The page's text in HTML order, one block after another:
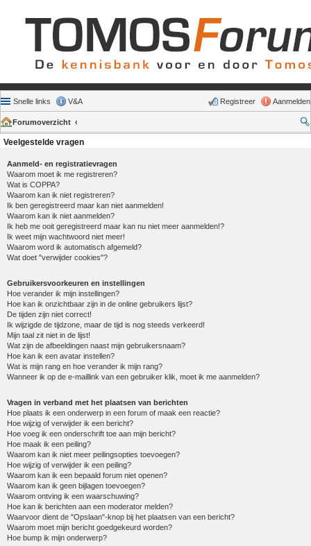
Snelle links V&A Aanmelden
Registreer
Forumoverzicht
Veelgestelde vragen
Aanmeld- en registratievragen
Waarom moet ik me registreren?
Wat is COPPA?
Waarom kan ik niet registreren?
Ik ben geregistreerd maar kan niet aanmelden!
Waarom kan ik niet aanmelden?
Ik heb me ooit geregistreerd maar kan nu niet meer aanmelden!?
Ik weet mijn wachtwoord niet meer!
Waarom word ik automatisch afgemeld?
Wat doet "verwijder cookies"?
Gebruikersvoorkeuren en instellingen
Hoe verander ik mijn instellingen?
Hoe kan ik onzichtbaar zijn in de online gebruikers lijst?
De tijden zijn niet correct!
Ik wijzigde de tijdzone, maar de tijd is nog steeds verkeerd!
Mijn taal zit niet in de lijst!
Wat zijn de afbeeldingen naast mijn gebruikersnaam?
Hoe kan ik een avatar instellen?
Wat is mijn rang en hoe verander ik mijn rang?
Wanneer ik op de e-maillink van een gebruiker klik, moet ik me aanmelden?
Vragen in verband met het plaatsen van berichten
Hoe plaats ik een onderwerp in een forum of maak een reactie?
Hoe wijzig of verwijder ik een bericht?
Hoe voeg ik een onderschrift toe aan mijn bericht?
Hoe maak ik een peiling?
Waarom kan ik niet meer peilingsopties toevoegen?
Hoe wijzig of verwijder ik een peiling?
Waarom kan ik een bepaald forum niet openen?
Waarom kan ik geen bijlagen toevoegen?
Waarom ontving ik een waarschuwing?
Hoe kan ik berichten aan een moderator melden?
Waarvoor dient de "Opslaan"-knop bij het plaatsen van een bericht?
Waarom moet mijn bericht goedgekeurd worden?
Hoe bump ik mijn onderwerp?